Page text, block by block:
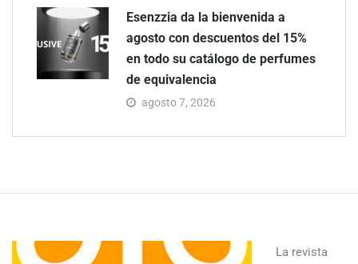
Esenzzia da la bienvenida a
agosto con descuentos del 15%
en todo su catálogo de perfumes
de equivalencia
agosto 7, 2026
La revista